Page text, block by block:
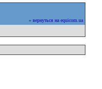
» вернуться на equicom.ua